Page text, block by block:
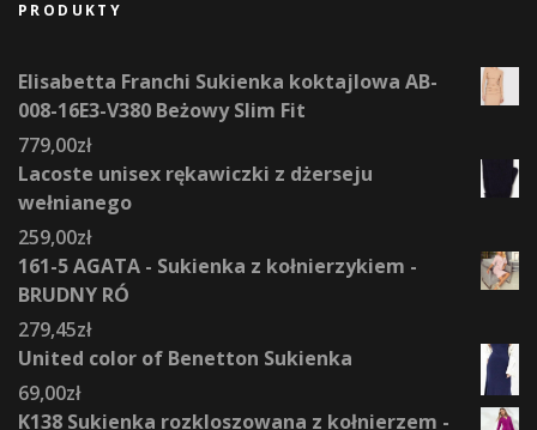
PRODUKTY
Elisabetta Franchi Sukienka koktajlowa AB-
008-16E3-V380 Beżowy Slim Fit
779,00zł
Lacoste unisex rękawiczki z dżerseju
wełnianego
259,00zł
161-5 AGATA - Sukienka z kołnierzykiem -
BRUDNY RÓ
279,45zł
United color of Benetton Sukienka
69,00zł
K138 Sukienka rozkloszowana z kołnierzem -